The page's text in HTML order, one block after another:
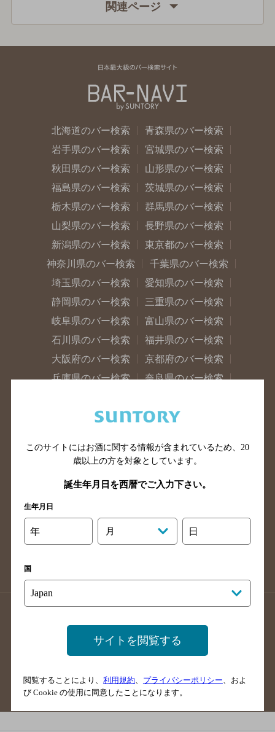
関連ページ
北海道のバー検索
青森県のバー検索
岩手県のバー検索
宮城県のバー検索
秋田県のバー検索
山形県のバー検索
福島県のバー検索
茨城県のバー検索
栃木県のバー検索
群馬県のバー検索
山梨県のバー検索
長野県のバー検索
新潟県のバー検索
東京都のバー検索
神奈川県のバー検索
千葉県のバー検索
埼玉県のバー検索
愛知県のバー検索
静岡県のバー検索
三重県のバー検索
岐阜県のバー検索
富山県のバー検索
石川県のバー検索
福井県のバー検索
大阪府のバー検索
京都府のバー検索
兵庫県のバー検索
奈良県のバー検索
広島県のバー検索
岡山県のバー検索
島根県のバー検索
徳島県のバー検索
高知県のバー検索
福岡県のバー検索
長崎県のバー検索
大分県のバー検索
熊本県のバー検索
掲載店舗様ログイン
サイトマップ ご意見・ご感想
このサイトにはお酒に関する情報が含まれているため、 20
歳以上の方を対象としています。
誕生年月日を西暦でご入力下さい。
生年月日
年 月 日
国
サイトを閲覧する
閲覧することにより、 利用規約 プライバシーポリシー 、およ
び Cookie の使用に同意したことになります。